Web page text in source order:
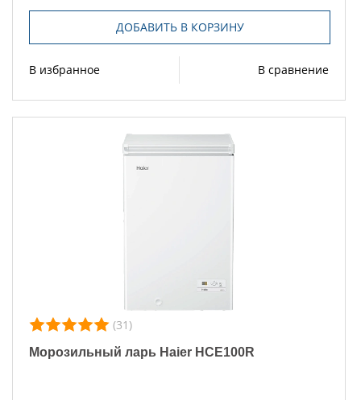
ДОБАВИТЬ В КОРЗИНУ
В избранное В сравнение
(31)
Морозильный ларь Haier HCE100R